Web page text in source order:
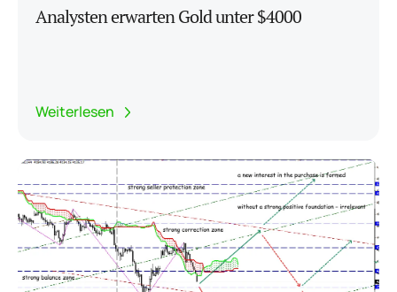
Analysten erwarten Gold unter $4000
Weiterlesen